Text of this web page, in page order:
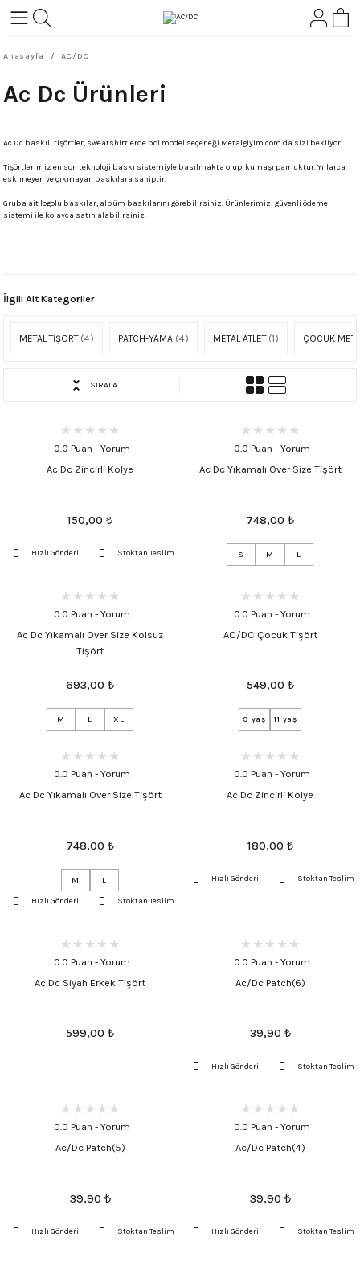
Geri Dön
ROCK
Geri Dön
Anasayfa AC/DC
Ac Dc Ürünleri
Ac Dc baskılı tişörtler, sweatshirtlerde bol model seçeneği Metalgiyim.com da sizi bekliyor.
Tişörtlerimiz en son teknoloji baskı sistemiyle basılmakta olup, kumaşı pamuktur. Yıllarca
eskimeyen ve çıkmayan baskılara sahiptir.
Gruba ait logolu baskılar, albüm baskılarını görebilirsiniz. Ürünlerimizi güvenli ödeme
sistemi ile kolayca satın alabilirsiniz.
İlgili Alt Kategoriler
METAL TİŞÖRT (4) PATCH-YAMA (4) METAL ATLET (1) ÇOCUK
SIRALA
0.0 Puan - Yorum
Ac Dc Zincirli Kolye
150,00 ₺
Hızlı Gönderi Stoktan Teslim
0.0 Puan - Yorum
Ac Dc Yıkamalı Over Size Tişört
748,00 ₺
S M L
0.0 Puan - Yorum
Ac Dc Yıkamalı Over Size Kolsuz
Tişört
693,00 ₺
M L XL
0.0 Puan - Yorum
AC/DC Çocuk Tişört
549,00 ₺
9 yaş 11 yaş
0.0 Puan - Yorum
Ac Dc Yıkamalı Over Size Tişört
748,00 ₺
M L
Hızlı Gönderi Stoktan Teslim
0.0 Puan - Yorum
Ac Dc Zincirli Kolye
180,00 ₺
Hızlı Gönderi Stoktan Teslim
0.0 Puan - Yorum
Ac Dc Siyah Erkek Tişört
599,00 ₺
0.0 Puan - Yorum
Ac/Dc Patch(6)
39,90 ₺
Hızlı Gönderi Stoktan Teslim
0.0 Puan - Yorum
Ac/Dc Patch(5)
39,90 ₺
Hızlı Gönderi Stoktan Teslim
0.0 Puan - Yorum
Ac/Dc Patch(4)
39,90 ₺
Hızlı Gönderi Stoktan Teslim